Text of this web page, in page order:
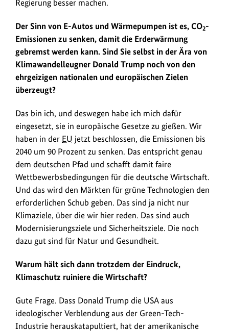
Regierung besser machen.
Der Sinn von E-Autos und Wärmepumpen ist es, CO2-
Emissionen zu senken, damit die Erderwärmung
gebremst werden kann. Sind Sie selbst in der Ära von
Klimawandelleugner Donald Trump noch von den
ehrgeizigen nationalen und europäischen Zielen
überzeugt?
Das bin ich, und deswegen habe ich mich dafür
eingesetzt, sie in europäische Gesetze zu gießen. Wir
haben in der EU jetzt beschlossen, die Emissionen bis
2040 um 90 Prozent zu senken. Das entspricht genau
dem deutschen Pfad und schafft damit faire
Wettbewerbsbedingungen für die deutsche Wirtschaft.
Und das wird den Märkten für grüne Technologien den
erforderlichen Schub geben. Das sind ja nicht nur
Klimaziele, über die wir hier reden. Das sind auch
Modernisierungsziele und Sicherheitsziele. Die noch
dazu gut sind für Natur und Gesundheit.
Warum hält sich dann trotzdem der Eindruck,
Klimaschutz ruiniere die Wirtschaft?
Gute Frage. Dass Donald Trump die USA aus
ideologischer Verblendung aus der Green-Tech-
Industrie herauskatapultiert, hat der amerikanische